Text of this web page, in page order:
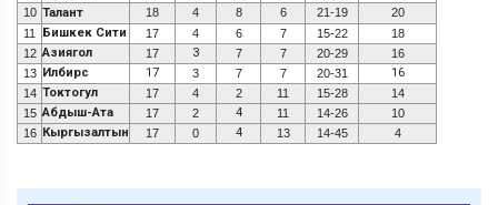
10 Талант 18 4 8 6 21-19
20
11
Бишкек Сити 17 4 6 7 15-22
18
12 Азиягол 17 3 7 7 20-29
16
13 Илбирс 17 3 7 7 20-31 16
14 Токтогул 17 4 2 11 15-28
14
15 Абдыш-Ата 17 2 4 11 14-26
10
16 Кыргызалтын 17 0 4 13 14-45 4